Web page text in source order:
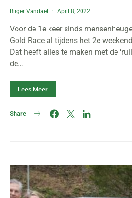
Birger Vandael April 8, 2022
Voor de 1e keer sinds
Gold Race al tijdens het 2e
Dat heeft alles te maken met de
de…
Lees Meer
Share